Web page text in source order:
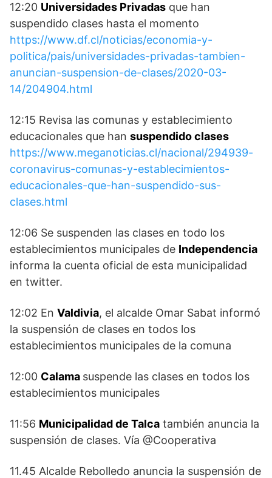
12:20 Universidades Privadas que han
suspendido clases hasta el momento
https://www.df.cl/noticias/economia-y-
politica/pais/universidades-privadas-tambien-
anuncian-suspension-de-clases/2020-03-
14/204904.html
12:15 Revisa las comunas y establecimiento
educacionales que han suspendido clases
https://www.meganoticias.cl/nacional/294939-
coronavirus-comunas-y-establecimientos-
educacionales-que-han-suspendido-sus-
clases.html
12:06 Se suspenden las clases en todo los
establecimientos municipales de Independencia
informa la cuenta oficial de esta municipalidad
en twitter.
12:02 En Valdivia, el alcalde Omar Sabat informó
la suspensión de clases en todos los
establecimientos municipales de la comuna
12:00 Calama suspende las clases en todos los
establecimientos municipales
11:56 Municipalidad de Talca también anuncia la
suspensión de clases. Vía @Cooperativa
11.45 Alcalde Rebolledo anuncia la suspensión de